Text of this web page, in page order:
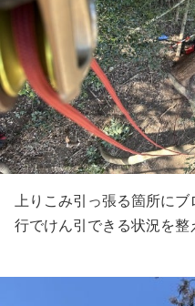
上りこみ引っ張る箇所に
行でけん引できる状況を整